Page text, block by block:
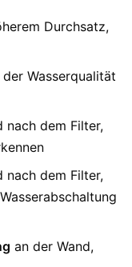
Durchsatz,
Wasserqualität
nach dem Filter,
nach dem Filter,
an der Wand,